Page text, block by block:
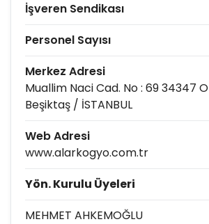
İşveren Sendikası
Personel Sayısı
Merkez Adresi
Muallim Naci Cad. No : 69 34347
Beşiktaş / İSTANBUL
Web Adresi
www.alarkogyo.com.tr
Yön. Kurulu Üyeleri
MEHMET AHKEMOĞLU